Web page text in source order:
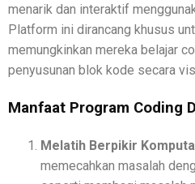
menarik dan interaktif
Platform ini dirancang khusus
memungkinkan mereka belajar
penyusunan blok kode secara
Manfaat Program Coding
Melatih Berpikir
memecahkan masalah